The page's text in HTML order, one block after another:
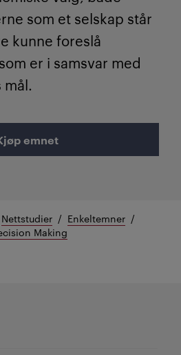
som et selskap står
kunne foreslå
er i samsvar med
mål.
emnet
Nettstudier
Enkeltemner
Making